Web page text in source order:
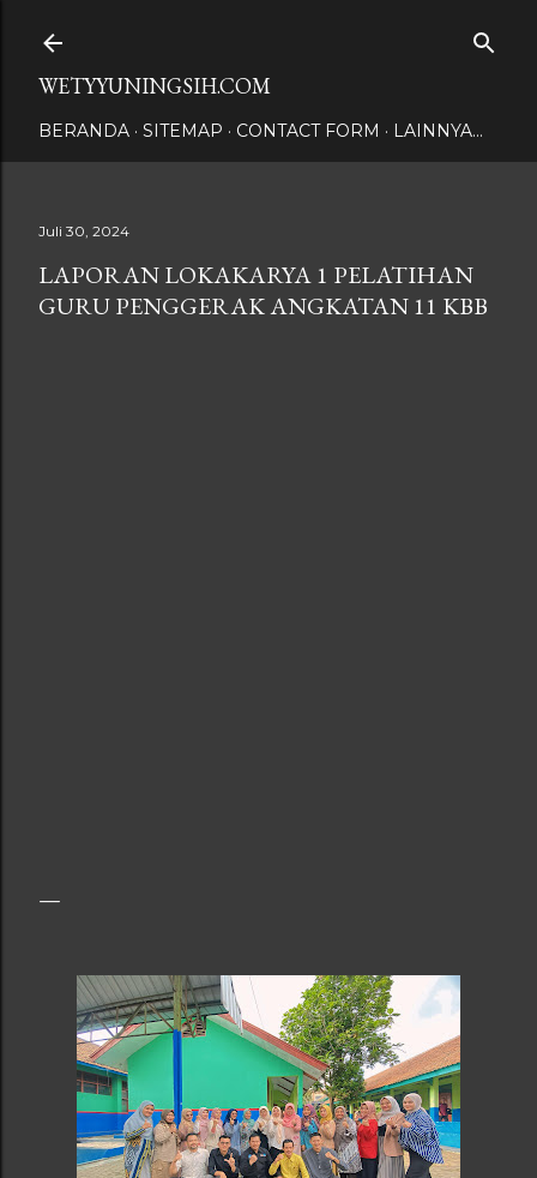
WETYYUNINGSIH.COM
BERANDA SITEMAP CONTACT FORM LAINNYA…
Juli 30, 2024
LAPORAN LOKAKARYA 1 PELATIHAN
GURU PENGGERAK ANGKATAN 11 KBB